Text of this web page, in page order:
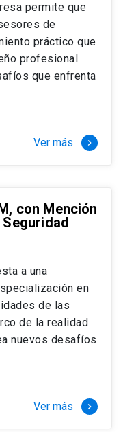
permite que
de
práctico que
profesional
que enfrenta
Ver más keyboard_arrow_right
con Mención
Seguridad
a una
en
de las
de la realidad
nuevos desafíos
Ver más keyboard_arrow_right